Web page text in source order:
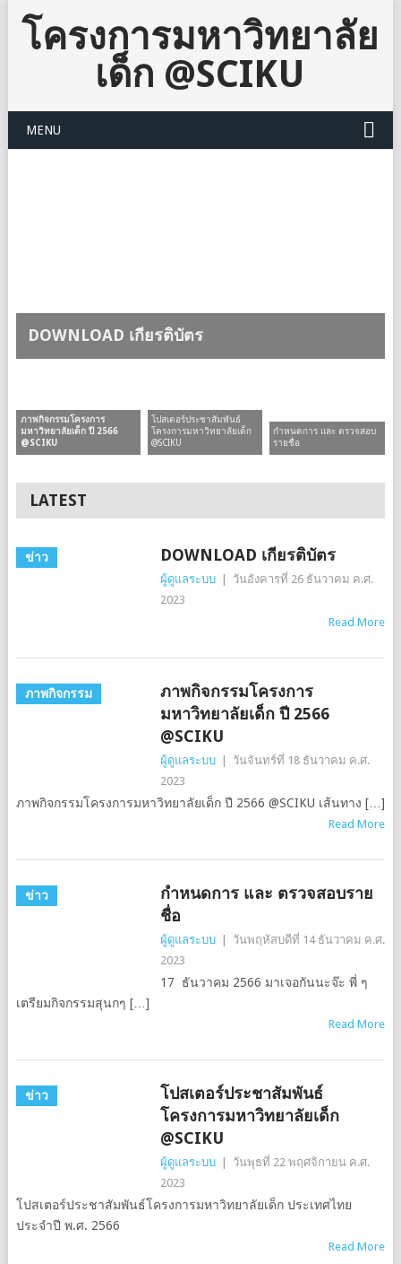
โครงการมหาวิทยาลัย
เด็ก @SCIKU
MENU
DOWNLOAD เกียรติบัตร
ภาพกิจกรรมโครงการ
มหาวิทยาลัยเด็ก ปี 2566
@SCIKU
กำหนดการ และ ตรวจสอบ
รายชื่อ
โปสเตอร์ประชาสัมพันธ์
โครงการมหาวิทยาลัยเด็ก
@SCIKU
LATEST
ข่าว DOWNLOAD เกียรติบัตร
ผู้ดูแลระบบ |
วันอังคารที่ 26 ธันวาคม ค.ศ.
2023
Read More
ภาพกิจกรรม
ภาพกิจกรรมโครงการ
มหาวิทยาลัยเด็ก ปี 2566
@SCIKU
ผู้ดูแลระบบ |
วันจันทร์ที่ 18 ธันวาคม ค.ศ.
2023
ภาพกิจกรรมโครงการมหาวิทยาลัยเด็ก ปี 2566 @SCIKU เส้นทาง […]
Read More
ข่าว
กำหนดการ และ ตรวจสอบราย
ชื่อ
ผู้ดูแลระบบ |
วันพฤหัสบดีที่ 14 ธันวาคม ค.ศ.
2023
17 ธันวาคม 2566 มาเจอกันนะจ๊ะ พี่ ๆ
เตรียมกิจกรรมสุนกๆ […]
Read More
ข่าว
โปสเตอร์ประชาสัมพันธ์
โครงการมหาวิทยาลัยเด็ก
@SCIKU
ผู้ดูแลระบบ |
วันพุธที่ 22 พฤศจิกายน ค.ศ.
2023
โปสเตอร์ประชาสัมพันธ์โครงการมหาวิทยาลัยเด็ก ประเทศไทย
ประจำปี พ.ศ. 2566
Read More